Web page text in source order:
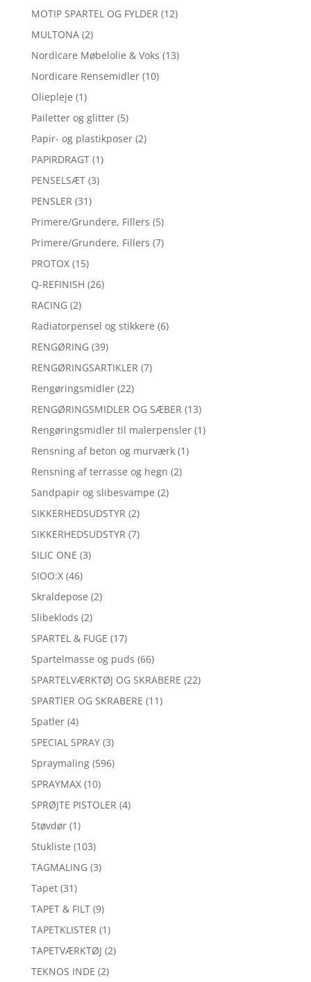
MOTIP SPARTEL OG FYLDER (12)
MULTONA (2)
Nordicare Møbelolie & Voks (13)
Nordicare Rensemidler (10)
Oliepleje (1)
Pailetter og glitter (5)
Papir- og plastikposer (2)
PAPIRDRAGT (1)
PENSELSÆT (3)
PENSLER (31)
Primere/Grundere, Fillers (5)
Primere/Grundere, Fillers (7)
PROTOX (15)
Q-REFINISH (26)
RACING (2)
Radiatorpensel og stikkere (6)
RENGØRING (39)
RENGØRINGSARTIKLER (7)
Rengøringsmidler (22)
RENGØRINGSMIDLER OG SÆBER (13)
Rengøringsmidler til malerpensler (1)
Rensning af beton og murværk (1)
Rensning af terrasse og hegn (2)
Sandpapir og slibesvampe (2)
SIKKERHEDSUDSTYR (2)
SIKKERHEDSUDSTYR (7)
SILIC ONE (3)
SIOO:X (46)
Skraldepose (2)
Slibeklods (2)
SPARTEL & FUGE (17)
Spartelmasse og puds (66)
SPARTELVÆRKTØJ OG SKRABERE (22)
SPARTlER OG SKRABERE (11)
Spatler (4)
SPECIAL SPRAY (3)
Spraymaling (596)
SPRAYMAX (10)
SPRØJTE PISTOLER (4)
Støvdør (1)
Stukliste (103)
TAGMALING (3)
Tapet (31)
TAPET & FILT (9)
TAPETKLISTER (1)
TAPETVÆRKTØJ (2)
TEKNOS INDE (2)